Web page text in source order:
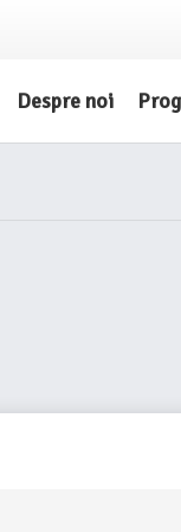
Despre noi